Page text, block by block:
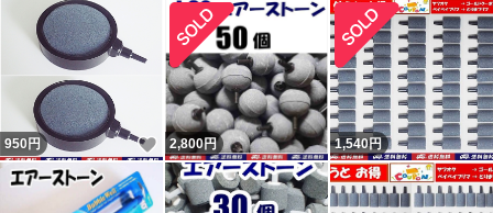
追記しているので同じではありません。フリマから閲覧の
方で気になる方はヤフオクからこの評価の返答を参照くだ
さい。 結局、追跡通り問題なく届いていたようです（ナ
ビの受取連絡有・ヤマトにも確認）。無責任呼ばわりされ
ましたが自身の責任は感じていないようで謝罪と評価変更
は無し。不当評価された私は被害者で非はありません。
950 円 いいね！
2,800円 1,540円